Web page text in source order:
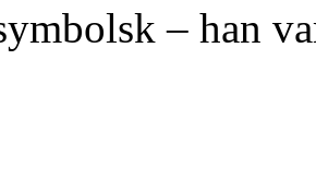
– han